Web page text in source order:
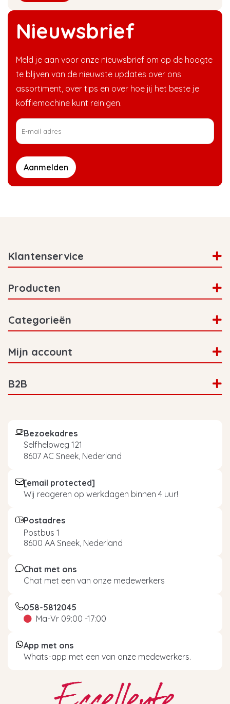
Nieuwsbrief
Meld je aan voor onze nieuwsbrief om op de hoogte
te blijven van de nieuwste updates over ons
assortiment, over tips en over hoe jij het beste je
koffiemachine kunt reinigen.
Aanmelden
Klantenservice
Producten
Categorieën
Mijn account
B2B
Bezoekadres
Selfhelpweg 121
8607 AC Sneek, Nederland
[email protected]
Wij reageren op werkdagen binnen 4 uur!
Postadres
Postbus 1
8600 AA Sneek, Nederland
Chat met ons
Chat met een van onze medewerkers
058-5812045
Ma-Vr 09:00 -17:00
App met ons
Whats-app met een van onze medewerkers.